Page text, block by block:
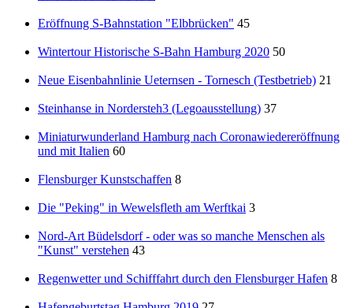
Eröffnung S-Bahnstation "Elbbrücken" 45
Wintertour Historische S-Bahn Hamburg 2020 50
Neue Eisenbahnlinie Ueternsen - Tornesch (Testbetrieb) 21
Steinhanse in Nordersteh3 (Legoausstellung) 37
Miniaturwunderland Hamburg nach Coronawiedereröffnung
und mit Italien 60
Flensburger Kunstschaffen 8
Die "Peking" in Wewelsfleth am Werftkai 3
Nord-Art Büdelsdorf - oder was so manche Menschen als
"Kunst" verstehen 43
Regenwetter und Schifffahrt durch den Flensburger Hafen 8